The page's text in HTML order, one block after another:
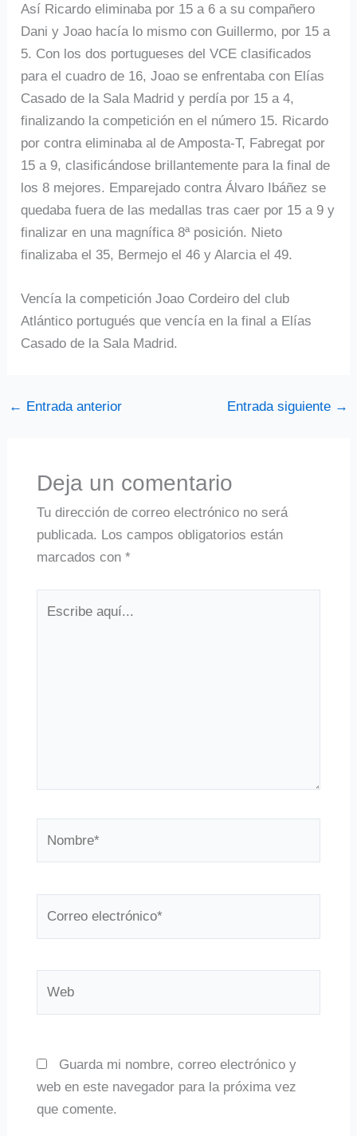
Así Ricardo eliminaba por 15 a 6 a su compañero
Dani y Joao hacía lo mismo con Guillermo, por 15 a
5. Con los dos portugueses del VCE clasificados
para el cuadro de 16, Joao se enfrentaba con Elías
Casado de la Sala Madrid y perdía por 15 a 4,
finalizando la competición en el número 15. Ricardo
por contra eliminaba al de Amposta-T, Fabregat por
15 a 9, clasificándose brillantemente para la final de
los 8 mejores. Emparejado contra Álvaro Ibáñez se
quedaba fuera de las medallas tras caer por 15 a 9 y
finalizar en una magnífica 8ª posición. Nieto
finalizaba el 35, Bermejo el 46 y Alarcia el 49.
Vencía la competición Joao Cordeiro del club
Atlántico portugués que vencía en la final a Elías
Casado de la Sala Madrid.
← Entrada anterior Entrada siguiente →
Deja un comentario
Tu dirección de correo electrónico no será
publicada. Los campos obligatorios están
marcados con *
Guarda mi nombre, correo electrónico y
web en este navegador para la próxima vez
que comente.